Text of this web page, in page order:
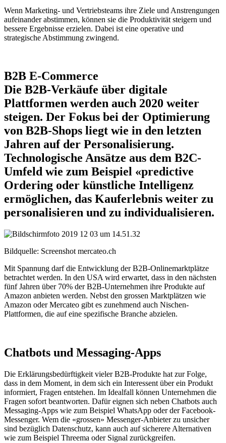
Wenn Marketing- und Vertriebsteams ihre Ziele und Anstrengungen
aufeinander abstimmen, können sie die Produktivität steigern und
bessere Ergebnisse erzielen. Dabei ist eine operative und
strategische Abstimmung zwingend.
B2B E-Commerce
Die B2B-Verkäufe über digitale
Plattformen werden auch 2020 weiter
steigen. Der Fokus bei der Optimierung
von B2B-Shops liegt wie in den letzten
Jahren auf der Personalisierung.
Technologische Ansätze aus dem B2C-
Umfeld wie zum Beispiel «predictive
Ordering oder künstliche Intelligenz
ermöglichen, das Kauferlebnis weiter zu
personalisieren und zu individualisieren.
Bildquelle: Screenshot mercateo.ch
Mit Spannung darf die Entwicklung der B2B-Onlinemarktplätze
betrachtet werden. In den USA wird erwartet, dass in den nächsten
fünf Jahren über 70% der B2B-Unternehmen ihre Produkte auf
Amazon anbieten werden. Nebst den grossen Marktplätzen wie
Amazon oder Mercateo gibt es zunehmend auch Nischen-
Plattformen, die auf eine spezifische Branche abzielen.
Chatbots und Messaging-Apps
Die Erklärungsbedürftigkeit vieler B2B-Produkte hat zur Folge,
dass in dem Moment, in dem sich ein Interessent über ein Produkt
informiert, Fragen entstehen. Im Idealfall können Unternehmen die
Fragen sofort beantworten. Dafür eignen sich neben Chatbots auch
Messaging-Apps wie zum Beispiel WhatsApp oder der Facebook-
Messenger. Wem die «grossen» Messenger-Anbieter zu unsicher
sind bezüglich Datenschutz, kann auch auf sicherere Alternativen
wie zum Beispiel Threema oder Signal zurückgreifen.